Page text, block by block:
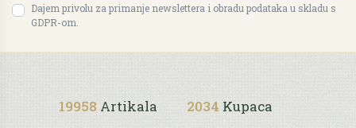
Dajem privolu za primanje newslettera i obradu podataka u skladu s
GDPR-om.
19958 Artikala 2034 Kupaca